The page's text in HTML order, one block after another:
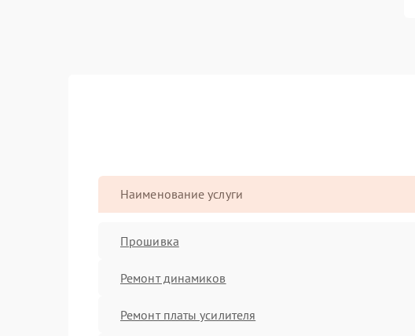
Наименование услуги
Прошивка
Ремонт динамиков
Ремонт платы усилителя